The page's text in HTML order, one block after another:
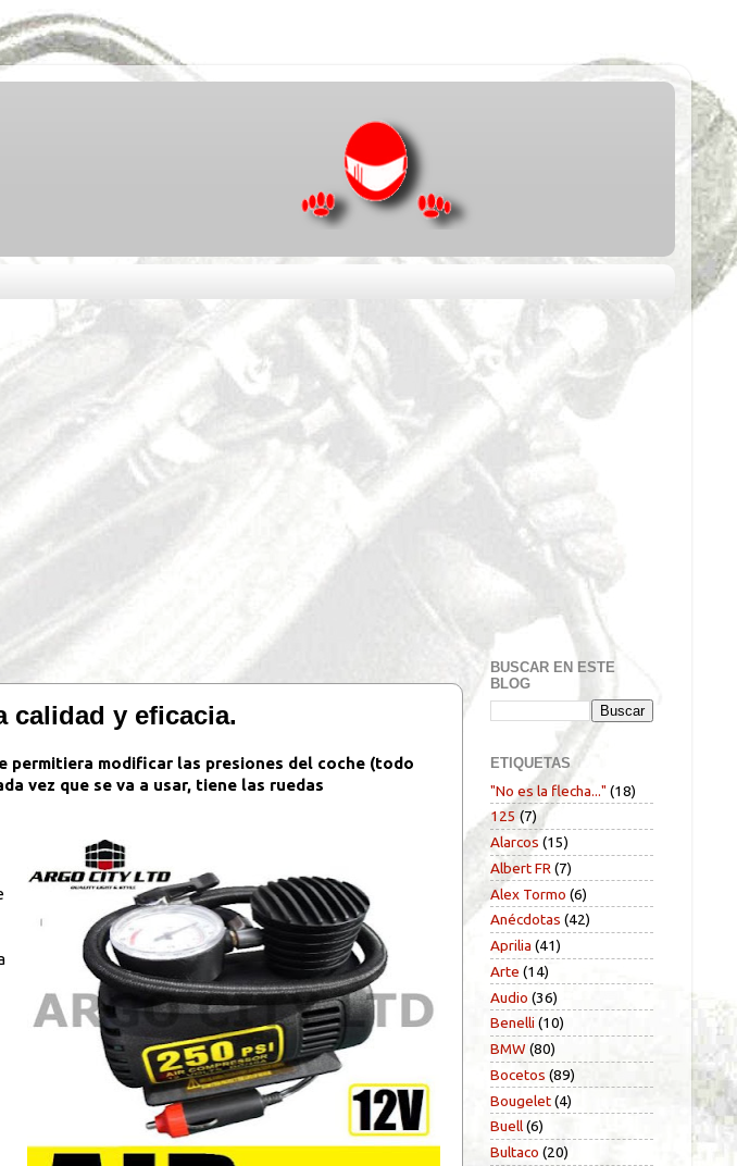
calidad y eficacia.
permitiera modificar las presiones del coche (todo
vez que se va a usar, tiene las ruedas
BUSCAR EN ESTE
BLOG
ETIQUETAS
"No es la flecha..." (18)
125 (7)
Alarcos (15)
Albert FR (7)
Alex Tormo (6)
Anécdotas (42)
Aprilia (41)
Arte (14)
Audio (36)
Benelli (10)
BMW (80)
Bocetos (89)
Bougelet(4)
Buell(6)
Bultaco (20)